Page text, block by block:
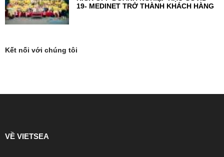
19- MEDINET TRỞ THÀNH KHÁCH HÀNG
Kết nối với chúng tôi
VỀ VIETSEA